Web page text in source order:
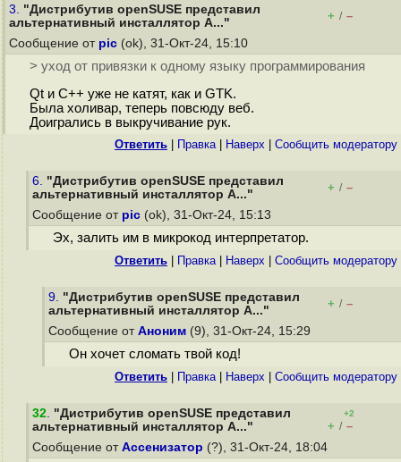
3. "Дистрибутив openSUSE представил
альтернативный инсталлятор A..."
+ / –
Сообщение от pic (ok), 31-Окт-24, 15:10
> уход от привязки к одному языку программирования
Qt и C++ уже не катят, как и GTK.
Была холивар, теперь повсюду веб.
Доигрались в выкручивание рук.
Ответить Правка| Наверх Cообщить модератору
6. "Дистрибутив openSUSE представил
альтернативный инсталлятор A..."
+ / –
Сообщение от pic (ok), 31-Окт-24, 15:13
Эх, залить им в микрокод интерпретатор.
Ответить Правка| Наверх Cообщить модератору
9. "Дистрибутив openSUSE представил
альтернативный инсталлятор A..."
+ / –
Сообщение от Аноним (9), 31-Окт-24, 15:29
Он хочет сломать твой код!
Ответить Правка| Наверх Cообщить модератору
32. "Дистрибутив openSUSE представил
альтернативный инсталлятор A..."
+2
+ / –
Сообщение от Ассенизатор (?), 31-Окт-24, 18:04